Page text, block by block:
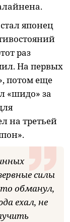
японец
раз
На первых
потом еще
«шидо» за
на третьей
силы
то обманул,
ехал, не